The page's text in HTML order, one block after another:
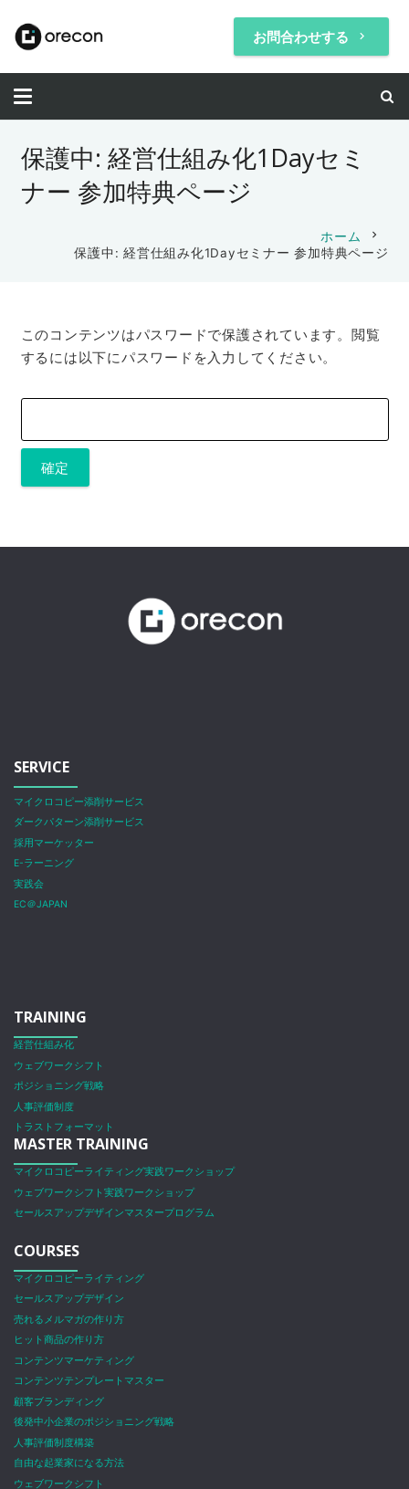
お問合わせする keyboard_arrow_right
保護中: 経営仕組み化1Dayセミ
ナー 参加特典ページ
ホーム chevron_right
保護中: 経営仕組み化1Dayセミナー 参加特典ページ
このコンテンツはパスワードで保護されています。閲覧
するには以下にパスワードを入力してください。
SERVICE
マイクロコピー添削サービス
ダークパターン添削サービス
採用マーケッター
E-ラーニング
実践会
EC＠JAPAN
TRAINING
経営仕組み化
ウェブワークシフト
ポジショニング戦略
人事評価制度
トラストフォーマット
MASTER TRAINING
マイクロコピーライティング実践ワークショップ
ウェブワークシフト実践ワークショップ
セールスアップデザインマスタープログラム
COURSES
マイクロコピーライティング
セールスアップデザイン
売れるメルマガの作り方
ヒット商品の作り方
コンテンツマーケティング
コンテンツテンプレートマスター
顧客ブランディング
後発中小企業のポジショニング戦略
人事評価制度構築
自由な起業家になる方法
ウェブワークシフト